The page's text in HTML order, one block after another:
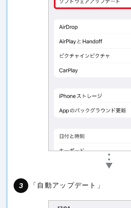
「自動アップデート」